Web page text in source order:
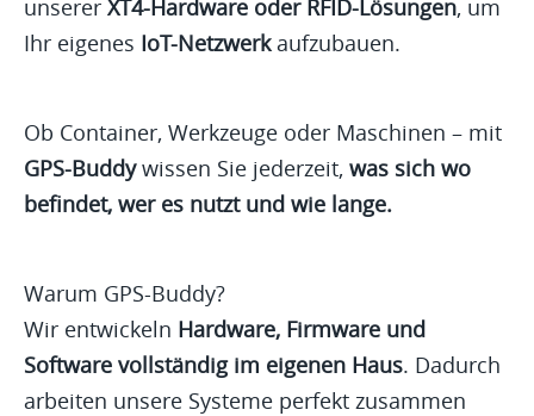
unserer XT4-Hardware oder RFID-Lösungen, um
Ihr eigenes IoT-Netzwerkaufzubauen.
Ob Container, Werkzeuge oder Maschinen – mit
GPS-Buddywissen Sie jederzeit, was sich wo
befindet, wer es nutzt und wie lange.
Warum GPS-Buddy?
Wir entwickeln Hardware, Firmware und
Software vollständig im eigenen Haus. Dadurch
arbeiten unsere Systeme perfekt zusammen